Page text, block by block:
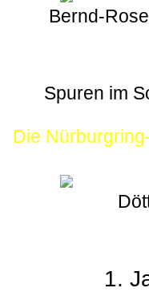
Bernd-
Spuren im
Die
1.